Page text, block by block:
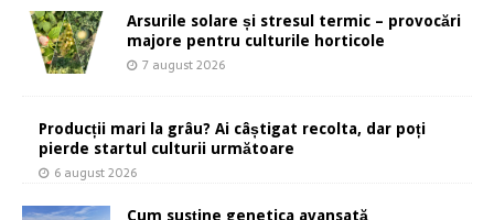
Arsurile solare și stresul termic – provocări
majore pentru culturile horticole
7 august 2026
Producții mari la grâu? Ai câștigat recolta, dar poți
pierde startul culturii următoare
6 august 2026
Cum susține genetica avansată